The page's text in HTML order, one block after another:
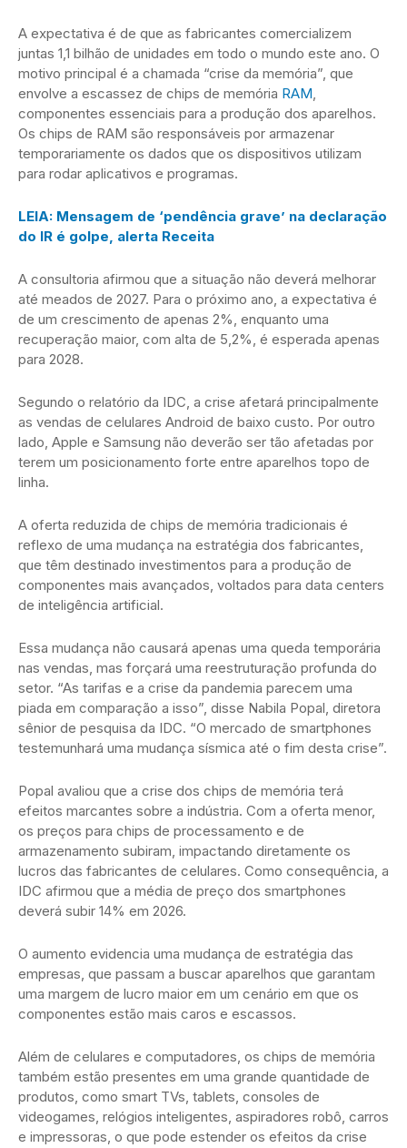
A expectativa é de que as fabricantes comercializem
juntas 1,1 bilhão de unidades em todo o mundo este ano. O
motivo principal é a chamada “crise da memória”, que
envolve a escassez de chips de memória RAM,
componentes essenciais para a produção dos aparelhos.
Os chips de RAM são responsáveis por armazenar
temporariamente os dados que os dispositivos utilizam
para rodar aplicativos e programas.
LEIA: Mensagem de ‘pendência grave’ na declaração
do IR é golpe, alerta Receita
A consultoria afirmou que a situação não deverá melhorar
até meados de 2027. Para o próximo ano, a expectativa é
de um crescimento de apenas 2%, enquanto uma
recuperação maior, com alta de 5,2%, é esperada apenas
para 2028.
Segundo o relatório da IDC, a crise afetará principalmente
as vendas de celulares Android de baixo custo. Por outro
lado, Apple e Samsung não deverão ser tão afetadas por
terem um posicionamento forte entre aparelhos topo de
linha.
A oferta reduzida de chips de memória tradicionais é
reflexo de uma mudança na estratégia dos fabricantes,
que têm destinado investimentos para a produção de
componentes mais avançados, voltados para data centers
de inteligência artificial.
Essa mudança não causará apenas uma queda temporária
nas vendas, mas forçará uma reestruturação profunda do
setor. “As tarifas e a crise da pandemia parecem uma
piada em comparação a isso”, disse Nabila Popal, diretora
sênior de pesquisa da IDC. “O mercado de smartphones
testemunhará uma mudança sísmica até o fim desta crise”.
Popal avaliou que a crise dos chips de memória terá
efeitos marcantes sobre a indústria. Com a oferta menor,
os preços para chips de processamento e de
armazenamento subiram, impactando diretamente os
lucros das fabricantes de celulares. Como consequência, a
IDC afirmou que a média de preço dos smartphones
deverá subir 14% em 2026.
O aumento evidencia uma mudança de estratégia das
empresas, que passam a buscar aparelhos que garantam
uma margem de lucro maior em um cenário em que os
componentes estão mais caros e escassos.
Além de celulares e computadores, os chips de memória
também estão presentes em uma grande quantidade de
produtos, como smart TVs, tablets, consoles de
videogames, relógios inteligentes, aspiradores robô, carros
e impressoras, o que pode estender os efeitos da crise